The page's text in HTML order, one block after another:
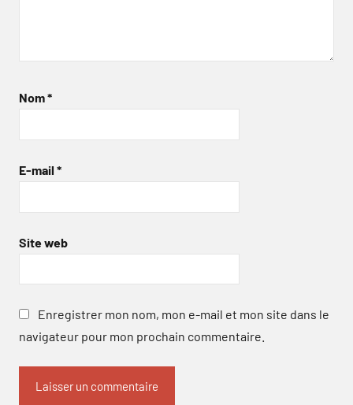
Nom*
E-mail *
Site web
Enregistrer mon nom, mon e-mail et mon site dans le
navigateur pour mon prochain commentaire.